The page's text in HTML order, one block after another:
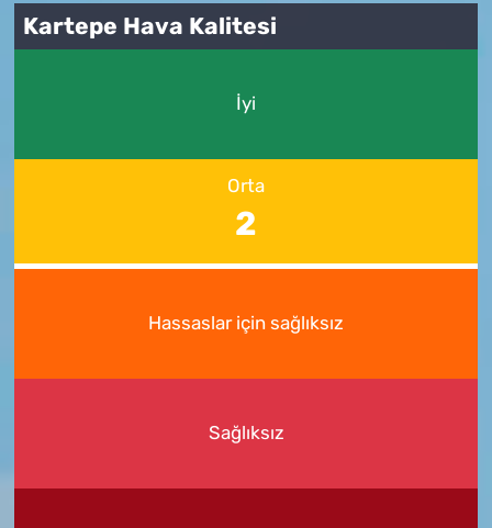
Kartepe Hava Kalitesi
İyi
Orta
2
Hassaslar için sağlıksız
Sağlıksız